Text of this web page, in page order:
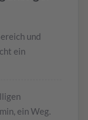
und
ein
ein Weg.